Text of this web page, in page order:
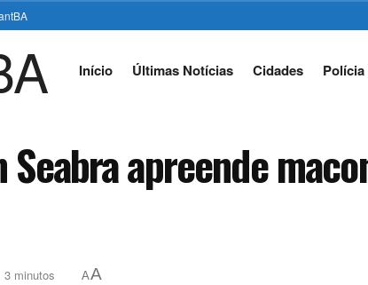
Início Últimas Notícias Cidades Polícia
apreende
3 minutos AA